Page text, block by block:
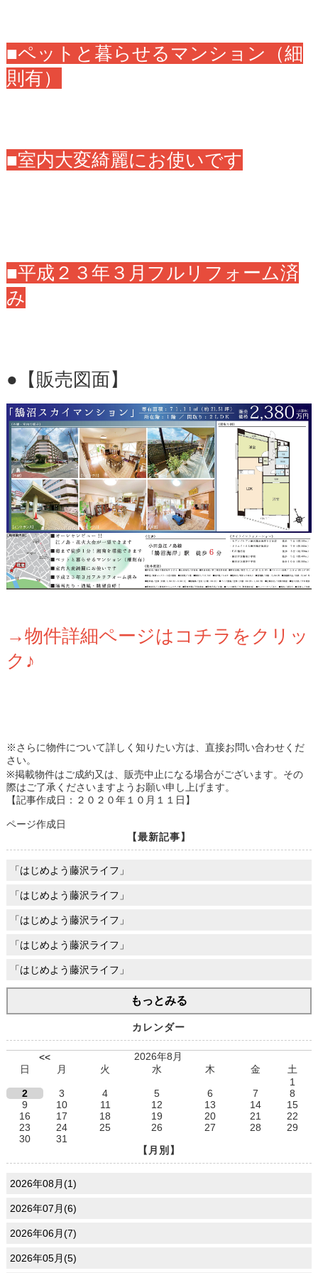
■ペットと暮らせるマンション（細
則有）
■室内大変綺麗にお使いです
■平成２３年３月フルリフォーム済
み
●【販売図面】
→物件詳細ページはコチラをクリッ
ク♪
※さらに物件について詳しく知りたい方は、直接お問い合わせくだ
さい。
※掲載物件はご成約又は、販売中止になる場合がございます。その
際はご了承くださいますようお願い申し上げます。
【記事作成日：２０２０年１０月１１日】
ページ作成日
【最新記事】
「はじめよう藤沢ライフ」
「はじめよう藤沢ライフ」
「はじめよう藤沢ライフ」
「はじめよう藤沢ライフ」
「はじめよう藤沢ライフ」
もっとみる
カレンダー
<<
2026年8月
日
月 火 水 木 金
土
1
2
3 4 5 6 7
8
9
10 11 12 13 14
15
16
17 18 19 20 21
22
23
24 25 26 27 28
29
30
31
【月別】
2026年08月(1)
2026年07月(6)
2026年06月(7)
2026年05月(5)